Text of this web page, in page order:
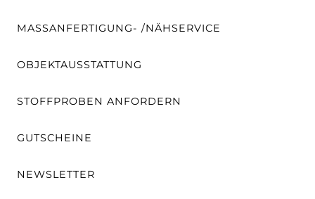
MASSANFERTIGUNG- /NÄHSERVICE
OBJEKTAUSSTATTUNG
STOFFPROBEN ANFORDERN
GUTSCHEINE
NEWSLETTER